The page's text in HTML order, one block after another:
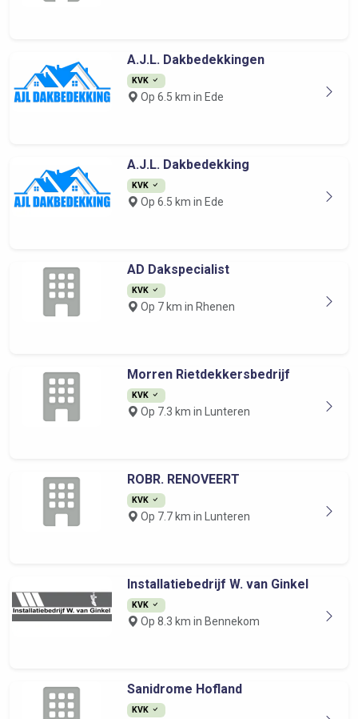
A.J.L. Dakbedekkingen
KVK
Op 6.5 km in Ede
A.J.L. Dakbedekking
KVK
Op 6.5 km in Ede
AD Dakspecialist
KVK
Op 7 km in Rhenen
Morren Rietdekkersbedrijf
KVK
Op 7.3 km in Lunteren
ROBR. RENOVEERT
KVK
Op 7.7 km in Lunteren
Installatiebedrijf W. van Ginkel
KVK
Op 8.3 km in Bennekom
Sanidrome Hofland
KVK